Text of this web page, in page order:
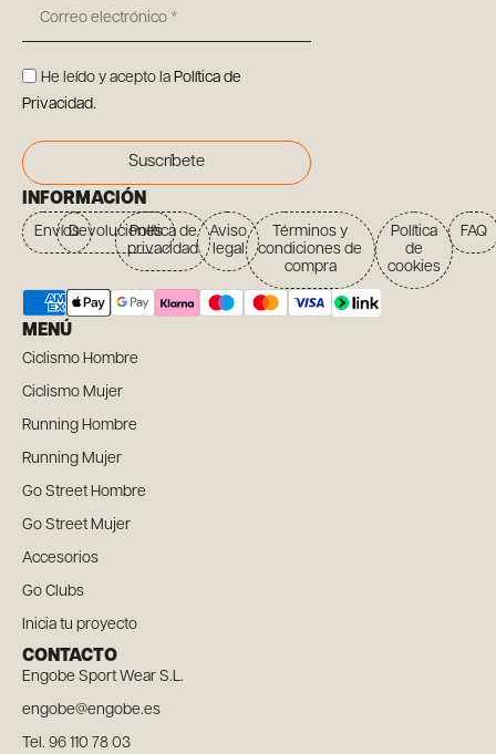
He leído y acepto la Política de
Privacidad.
Suscríbete
INFORMACIÓN
EnvíosDevolucionesPolítica de
privacidad
Aviso
legal
Términos y
condiciones de
compra
Política
de
cookies
FAQ
MENÚ
Ciclismo Hombre
Ciclismo Mujer
Running Hombre
Running Mujer
Go Street Hombre
Go Street Mujer
Accesorios
Go Clubs
Inicia tu proyecto
CONTACTO
Engobe Sport Wear S.L.
engobe@engobe.es
Tel. 96 110 78 03